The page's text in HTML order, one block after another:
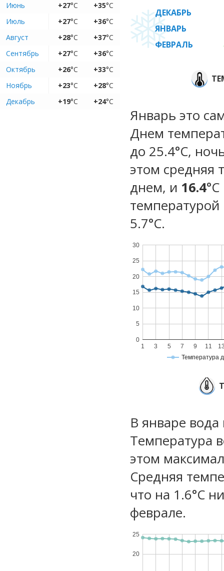
Июнь
+27°C +35°C
Июль
+27°C +36°C
Август
+28°C +37°C
Сентябрь
+27°C +36°C
Октябрь
+26°C +33°C
Ноябрь
+23°C +28°C
Декабрь
+19°C +24°C
ДЕКАБРЬ
ЯНВАРЬ
ФЕВРАЛЬ
Январь это
Днем
до 25.4°C,
этом средняя
днем, и 16.4
температурой
5.7°С.
Температура
1 3 5 7 9 11
0
5
10
15
20
25
30
В январе
Температура
этом
Средняя
что на 1.6°C
феврале.
20
25